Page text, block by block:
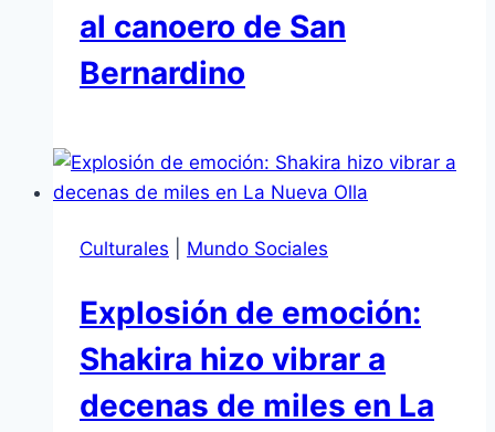
al canoero de San
Bernardino
Culturales Mundo Sociales
Explosión de emoción:
Shakira hizo vibrar a
decenas de miles en La